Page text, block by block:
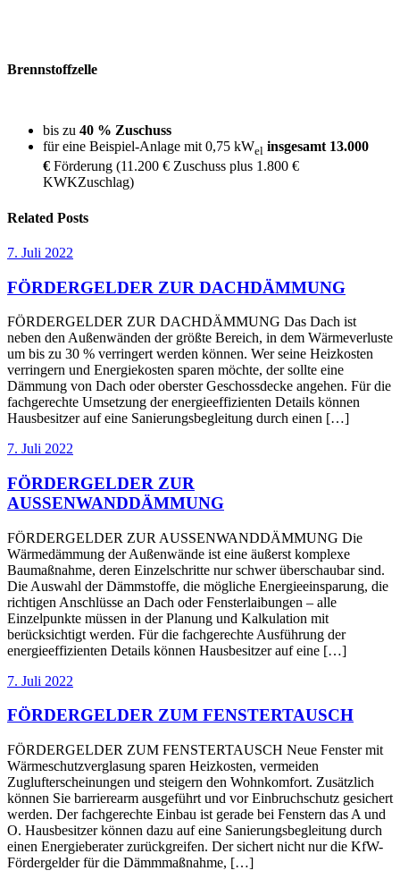
Brennstoffzelle
bis zu 40 % Zuschuss
für eine Beispiel-Anlage mit 0,75 kWel insgesamt 13.000
€ Förderung (11.200 € Zuschuss plus 1.800 €
KWKZuschlag)
Related Posts
7. Juli 2022
FÖRDERGELDER ZUR DACHDÄMMUNG
FÖRDERGELDER ZUR DACHDÄMMUNG Das Dach ist
neben den Außenwänden der größte Bereich, in dem Wärmeverluste
um bis zu 30 % verringert werden können. Wer seine Heizkosten
verringern und Energiekosten sparen möchte, der sollte eine
Dämmung von Dach oder oberster Geschossdecke angehen. Für die
fachgerechte Umsetzung der energieeffizienten Details können
Hausbesitzer auf eine Sanierungsbegleitung durch einen […]
7. Juli 2022
FÖRDERGELDER ZUR
AUSSENWANDDÄMMUNG
FÖRDERGELDER ZUR AUSSENWANDDÄMMUNG Die
Wärmedämmung der Außenwände ist eine äußerst komplexe
Baumaßnahme, deren Einzelschritte nur schwer überschaubar sind.
Die Auswahl der Dämmstoffe, die mögliche Energieeinsparung, die
richtigen Anschlüsse an Dach oder Fensterlaibungen – alle
Einzelpunkte müssen in der Planung und Kalkulation mit
berücksichtigt werden. Für die fachgerechte Ausführung der
energieeffizienten Details können Hausbesitzer auf eine […]
7. Juli 2022
FÖRDERGELDER ZUM FENSTERTAUSCH
FÖRDERGELDER ZUM FENSTERTAUSCH Neue Fenster mit
Wärmeschutzverglasung sparen Heizkosten, vermeiden
Zuglufterscheinungen und steigern den Wohnkomfort. Zusätzlich
können Sie barrierearm ausgeführt und vor Einbruchschutz gesichert
werden. Der fachgerechte Einbau ist gerade bei Fenstern das A und
O. Hausbesitzer können dazu auf eine Sanierungsbegleitung durch
einen Energieberater zurückgreifen. Der sichert nicht nur die KfW-
Fördergelder für die Dämmmaßnahme, […]